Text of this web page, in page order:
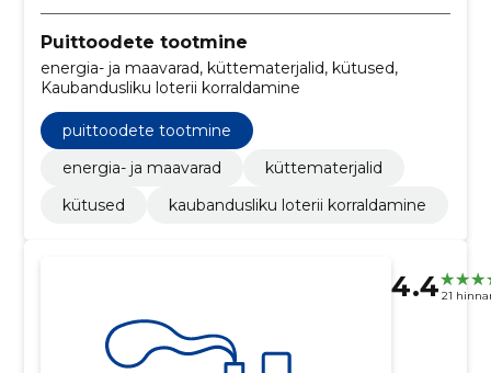
Puittoodete tootmine
energia- ja maavarad, küttematerjalid, kütused,
Kaubandusliku loterii korraldamine
puittoodete tootmine
energia- ja maavarad
küttematerjalid
kütused
kaubandusliku loterii korraldamine
4.4 21